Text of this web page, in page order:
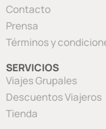
Contacto
Prensa
Términos y
SERVICIOS
Viajes Grupales
Descuentos Viajeros
Tienda